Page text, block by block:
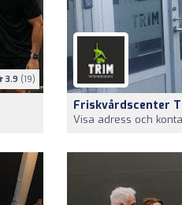
3.9 (19)
Friskvårdscenter
Visa adress och